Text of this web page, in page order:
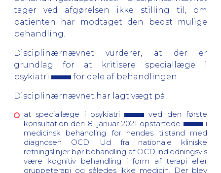
tager ved afgørelsen ikke stilling til, om
patienten har modtaget den bedst mulige
behandling.
Disciplinærnævnet vurderer, at der er
grundlag for at kritisere speciallæge i
psykiatri
for dele af behandlingen.
Disciplinærnævnet har lagt vægt på:
at speciallæge i psykiatri
ved den første
konsultation den 8. januar 2021 opstartede
i
medicinsk behandling for hendes tilstand med
diagnosen OCD. Ud fra nationale kliniske
retningslinjer bør behandling af OCD indledningsvis
være kognitiv behandling i form af terapi eller
gruppeterapi og således ikke medicin. Der blev